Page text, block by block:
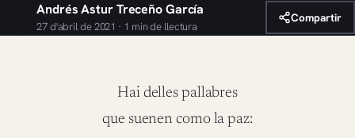
Andrés Astur Treceño García
27 d'abril de 2021 · 1 min de llectura
Compartir
Hai delles pallabres
que suenen como la paz: